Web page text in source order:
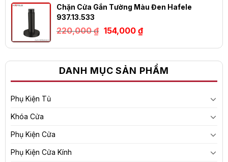
307,000 ₫.là:
Chặn Cửa Gắn Tường Màu Đen Hafele
937.13.533
220,000₫ Giá
gốc
là:
154,000 ₫Giá
hiện
tại
154,000 ₫.
DANH MỤC SẢN PHẨM
Phụ Kiện Tủ
Khóa Cửa
Phụ Kiện Cửa
Phụ Kiện Cửa Kính